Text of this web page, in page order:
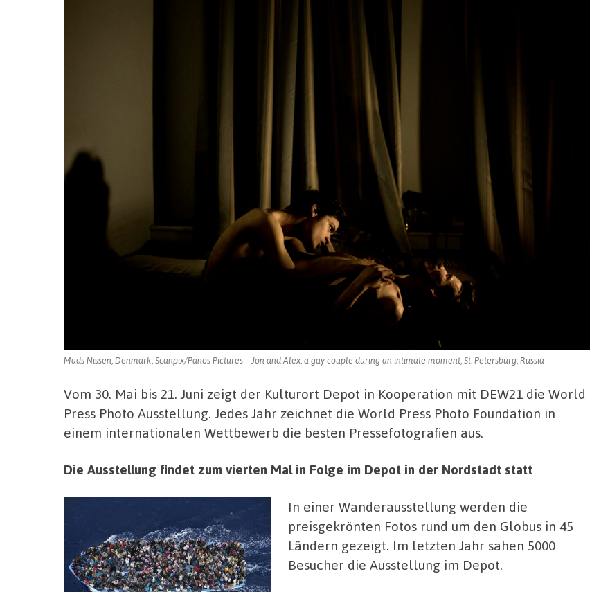
Mads Nissen, Denmark, Scanpix/Panos Pictures – Jon and Alex, a gay couple during an intimate moment, St. Petersburg, Russia
Vom 30. Mai bis 21. Juni zeigt der Kulturort Depot in Kooperation mit DEW21 die World
Press Photo Ausstellung. Jedes Jahr zeichnet die World Press Photo Foundation in
einem internationalen Wettbewerb die besten Pressefotografien aus.
Die Ausstellung findet zum vierten Mal in Folge im Depot in der Nordstadt statt
In einer Wanderausstellung werden die
preisgekrönten Fotos rund um den Globus in 45
Ländern gezeigt. Im letzten Jahr sahen 5000
Besucher die Ausstellung im Depot.